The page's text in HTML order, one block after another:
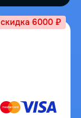
скидка 6000 ₽